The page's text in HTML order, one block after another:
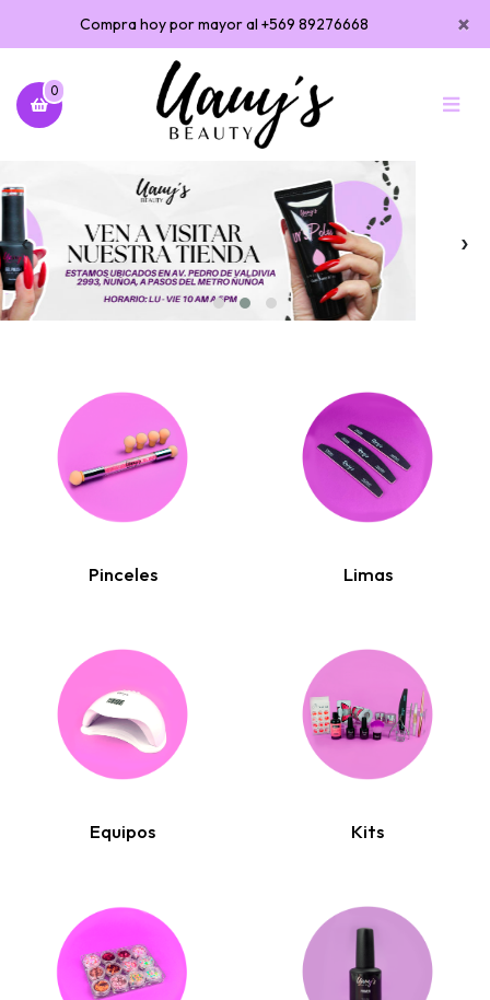
Compra hoy por mayor al +569 89276668 ×
0
‹ ›
Pinceles Limas
Equipos Kits